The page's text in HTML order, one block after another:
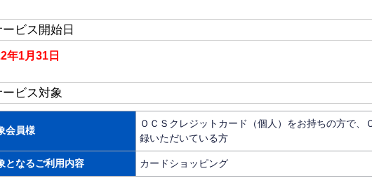
ービス開始日
年1月31日
ービス対象
会員様
ＯＣＳクレジットカード（個人）をお持ちの方で、
録いただいている方
となるご利用内容 カードショッピング